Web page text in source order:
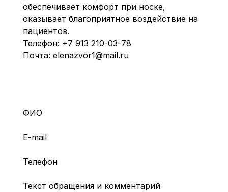
обеспечивает комфорт при носке,
оказывает благоприятное воздействие на
пациентов.
Телефон: +7 913 210-03-78
Почта: elenazvor1@mail.ru
ФИО
E-mail
Телефон
Текст обращения и комментарий